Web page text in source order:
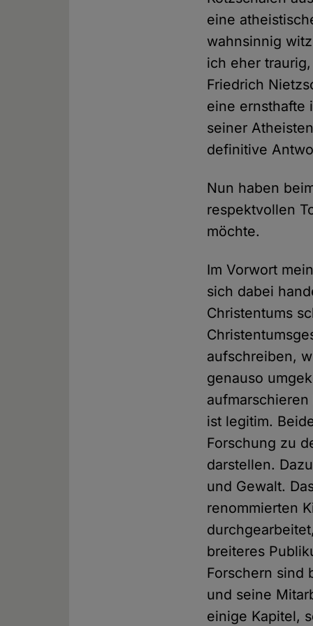
eine
wahnsinnig
ich eher
Friedrich
eine ernsthafte
seiner
definitive
Nun haben
respektvollen
möchte.
Im Vorwort
sich dabei
Christentums
aufschreiben,
genauso
ist legitim.
Forschung zu
darstellen.
und Gewalt.
renommierten
breiteres
Forschern sind
und seine
einige Kapitel,